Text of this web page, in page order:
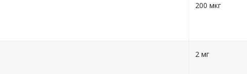
200 мкг
2 мг